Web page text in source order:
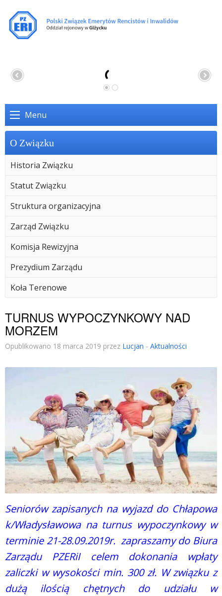
Menu
O Związku
Historia Związku
Statut Związku
Struktura organizacyjna
Zarząd Związku
Komisja Rewizyjna
Prezydium Zarządu
Koła Terenowe
TURNUS WYPOCZYNKOWY NAD
MORZEM
Opublikowano 18 marca 2019 przez Lucjan - Aktualności
Seniorów zapisanych na wyjazd do Chłapowa
k/Władysławowa na turnus wypoczynkowy w
terminie 21-28.09.2019r. zapraszamy do Biura
Zarządu PZERiI celem dokonania wpłaty
zaliczki w wysokości min. 300 zł. W związku z
dużą ilością chętnych do udziału w